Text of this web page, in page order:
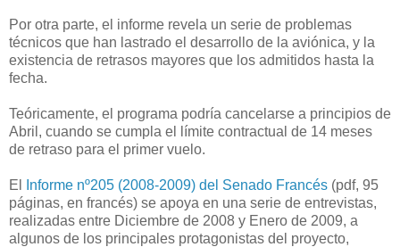
Por otra parte, el informe revela un serie de problemas
técnicos que han lastrado el desarrollo de la aviónica, y la
existencia de retrasos mayores que los admitidos hasta la
fecha.
Teóricamente, el programa podría cancelarse a principios de
Abril, cuando se cumpla el límite contractual de 14 meses
de retraso para el primer vuelo.
El Informe nº205 (2008-2009) del Senado Francés (pdf, 95
páginas, en francés) se apoya en una serie de entrevistas,
realizadas entre Diciembre de 2008 y Enero de 2009, a
algunos de los principales protagonistas del proyecto,